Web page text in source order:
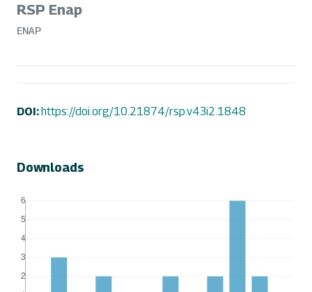
RSP Enap
ENAP
DOI:https://doi.org/10.21874/rsp.v43i2.1848
Downloads